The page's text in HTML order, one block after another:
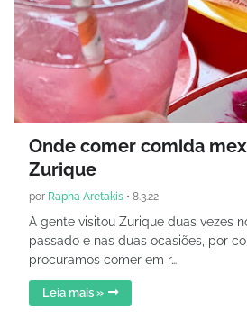
Onde comer comida
Zurique
por Rapha Aretakis • 8.3.22
A gente visitou Zurique duas vezes
passado e nas duas ocasiões, por
procuramos comer em r…
Leia mais »